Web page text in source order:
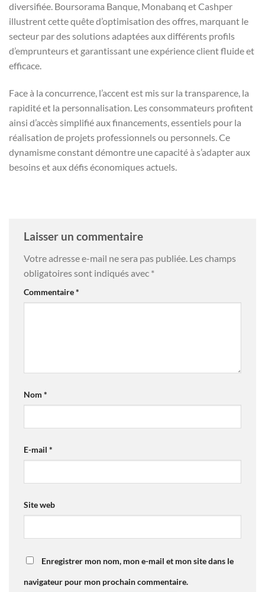
diversifiée. Boursorama Banque, Monabanq et Cashper
illustrent cette quête d’optimisation des offres, marquant le
secteur par des solutions adaptées aux différents profils
d’emprunteurs et garantissant une expérience client fluide et
efficace.
Face à la concurrence, l’accent est mis sur la transparence, la
rapidité et la personnalisation. Les consommateurs profitent
ainsi d’accès simplifié aux financements, essentiels pour la
réalisation de projets professionnels ou personnels. Ce
dynamisme constant démontre une capacité à s’adapter aux
besoins et aux défis économiques actuels.
Laisser un commentaire
Votre adresse e-mail ne sera pas publiée. Les champs
obligatoires sont indiqués avec *
Commentaire*
Nom *
E-mail *
Site web
Enregistrer mon nom, mon e-mail et mon site dans le
navigateur pour mon prochain commentaire.